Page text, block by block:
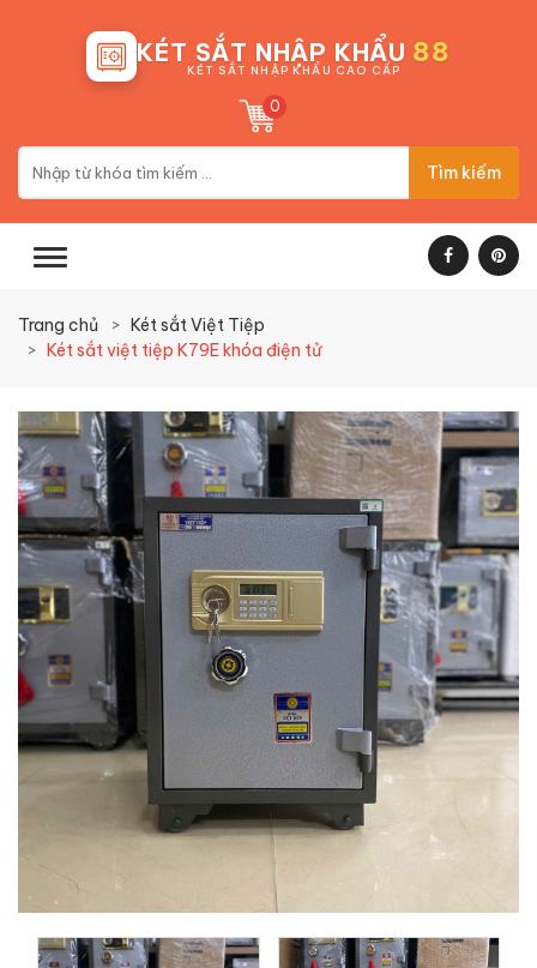
KÉT SẮT NHẬP KHẨU 88
KÉT SẮT NHẬP KHẨU CAO CẤP
0
Tìm kiếm
Trang chủ
Két sắt Việt Tiệp
Két sắt việt tiệp K79E khóa điện tử